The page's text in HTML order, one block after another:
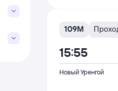
109М
Новый Уренгой
15:55